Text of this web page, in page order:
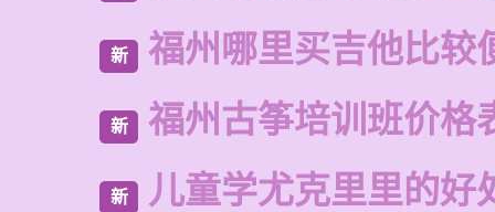
新 福州哪里买吉他比较
新 福州古筝培训班价格
新 儿童学尤克里里的好